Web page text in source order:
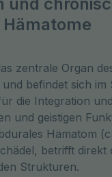
und
zentrale Organ
befindet sich im
die Integration
und geistigen
Hämatom
betrifft direkt
Strukturen.